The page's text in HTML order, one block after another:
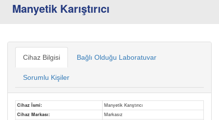
Manyetik Karıştırıcı
Cihaz Bilgisi Bağlı Olduğu Laboratuvar
Sorumlu Kişiler
Cihaz İsmi:
Manyetik Karıştırıcı
Cihaz Markası:
Markasız